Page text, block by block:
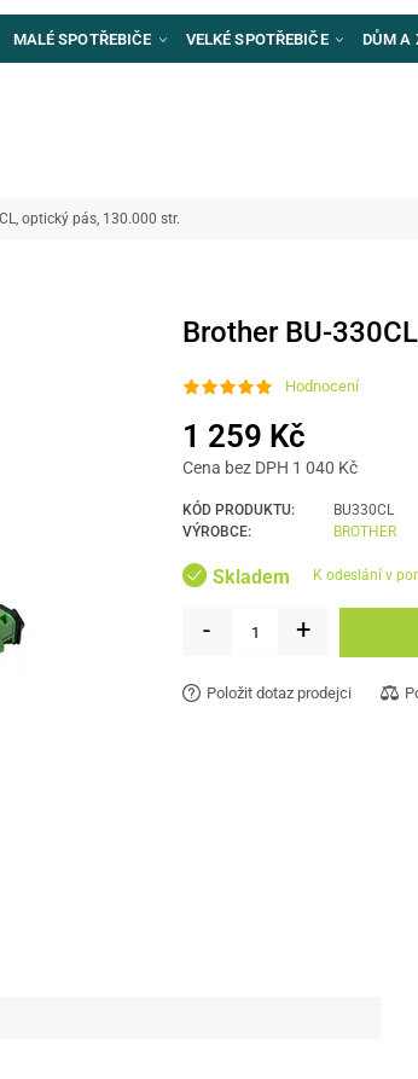
MALÉ SPOTŘEBIČE VELKÉ SPOTŘEBIČE DŮM A
optický pás, 130.000 str.
Brother BU-
Hodnocení
1 259 Kč
Cena bez DPH 1 040 Kč
KÓD PRODUKTU:
BU330CL
VÝROBCE:
BROTHER
Skladem k odeslání v
- +
Položit dotaz prodejci